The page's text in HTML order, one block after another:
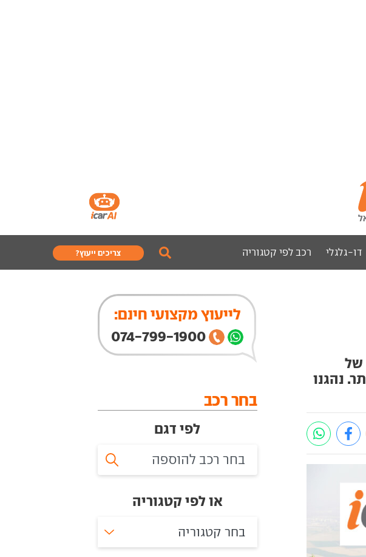
דו-גלגלי רכב לפי קטגוריה צריכים ייעוץ?
של
נהגנו
לייעוץ מקצועי חינם:
074-799-1900
בחר רכב
לפי דגם
או לפי קטגוריה
בחר קטגוריה